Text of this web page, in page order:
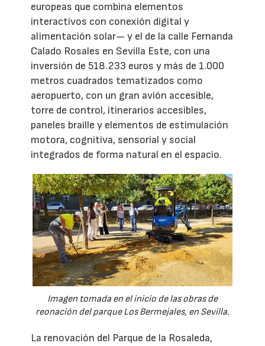
europeas que combina elementos
interactivos con conexión digital y
alimentación solar— y el de la calle Fernanda
Calado Rosales en Sevilla Este, con una
inversión de 518.233 euros y más de 1.000
metros cuadrados tematizados como
aeropuerto, con un gran avión accesible,
torre de control, itinerarios accesibles,
paneles braille y elementos de estimulación
motora, cognitiva, sensorial y social
integrados de forma natural en el espacio.
Imagen tomada en el inicio de las obras de
reonación del parque Los Bermejales, en Sevilla.
La renovación del Parque de la Rosaleda,